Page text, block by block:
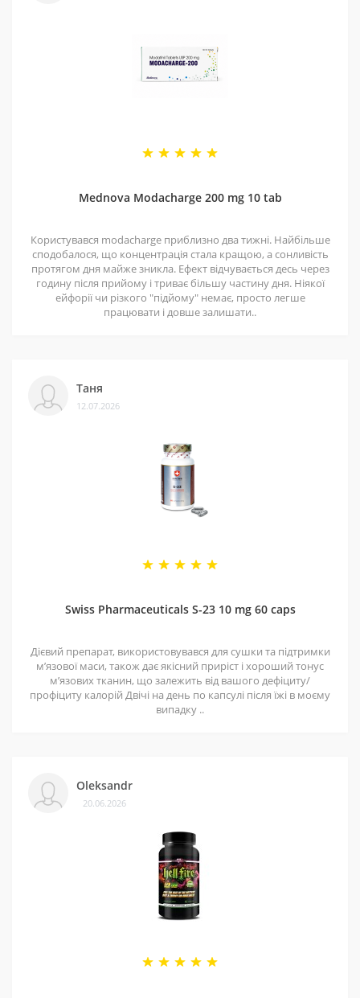
Маємо хороші ціни завдяки прямим контактам із
постачальниками. Часто бувають знижки — слідкуйте
допомогли багатьом клієнтам. Нам приємно, що нас
Mednova Modacharge 200 mg 10 tab
Користувався modacharge приблизно два тижні. Найбільше
сподобалося, що концентрація стала кращою, а сонливість
протягом дня майже зникла. Ефект відчувається десь через
годину після прийому і триває більшу частину дня. Ніякої
ейфорії чи різкого "підйому" немає, просто легше
працювати і довше залишати..
Таня
12.07.2026
Swiss Pharmaceuticals S-23 10 mg 60 caps
Дієвий препарат, використовувався для сушки та підтримки
мʼязової маси, також дає якісний приріст і хороший тонус
мʼязових тканин, що залежить від вашого дефіциту/
профіциту калорій Двічі на день по капсулі після їжі в моєму
випадку ..
Oleksandr
20.06.2026